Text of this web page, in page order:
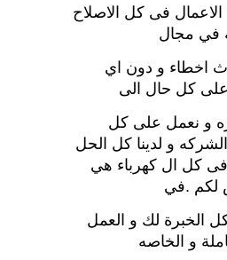
فى كل الاصلاح
في مجال
اخطاء و دون اي
كل حال الى
و نعمل على كل
و لدينا كل الحل
فى كل ال كهرباء هي
لكم .في
الخبرة لك و العمل
و الخاصه